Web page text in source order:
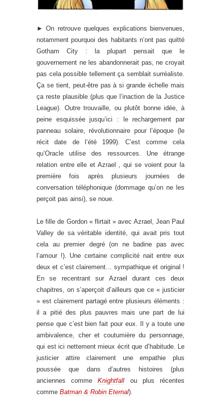
► On retrouve quelques explications bienvenues,
notamment pourquoi des habitants n’ont pas quitté
Gotham City : la plupart pensait que le
gouvernement ne les abandonnerait pas, ne croyait
pas cela possible tellement ça semblait surréaliste.
Ça se tient, peut-être pas à si grande échelle mais
ça reste plausible (plus que l’inaction de la Justice
League). Outre trouvaille, ou plutôt bonne idée, à
peine esquissée jusqu’ici : le rechargement par
panneau solaire, révolutionnaire pour l’époque (le
récit date de l’été 1999). C’est comme cela
qu’Oracle utilise des ressources. Une étrange
relation entre elle et Azrael , qui se voient pour la
première fois après plusieurs journées de
conversation téléphonique (dommage qu’on ne les
perçoit pas ainsi), se noue.
Le fille de Gordon « flirtait » avec Azrael, Jean Paul
Valley de sa véritable identité, qui avait pris tout
cela au premier degré (on ne badine pas avec
l’amour !). Une certaine complicité nait entre eux
deux et c’est clairement… sympathique et original !
En se recentrant sur Azrael durant ces deux
chapitres, on s’aperçoit d’ailleurs que ce « justicier
» est clairement partagé entre plusieurs éléments :
il a pitié des plus pauvres mais une part de lui
pense que c’est bien fait pour eux. Il y a toute une
ambivalence, cher et coutumière du personnage,
qui est ici nettement mieux écrit que d’habitude. Le
justicier attire clairement une empathie plus
poussée que dans d’autres histoires (plus
anciennes commeKnightfall ou plus récentes
comme Batman & Robin Eternal).